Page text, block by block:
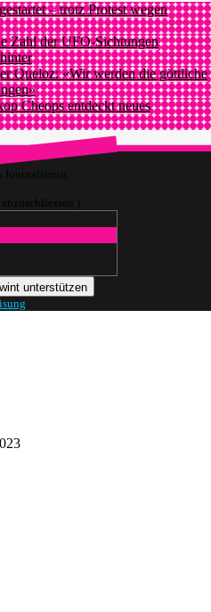
– trotz Protest wegen
Zahl der UFO-Sichtungen
Queloz: «Wir werden die göttliche
Cheops entdeckt neues
unterstützen